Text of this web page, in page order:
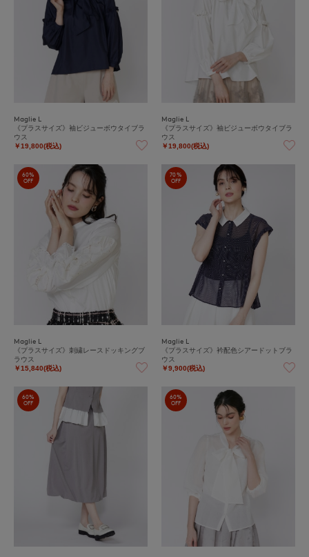
Maglie L
《プラスサイズ》袖ビジューボウタイブラ
ウス
￥19,800(税込)
Maglie L
《プラスサイズ》袖ビジューボウタイブラ
ウス
￥19,800(税込)
60%
OFF
Maglie L
《プラスサイズ》刺繍レースドッキングブ
ラウス
￥15,840(税込)
70%
OFF
Maglie L
《プラスサイズ》衿配色シアードットブラ
ウス
￥9,900(税込)
60%
OFF
60%
OFF